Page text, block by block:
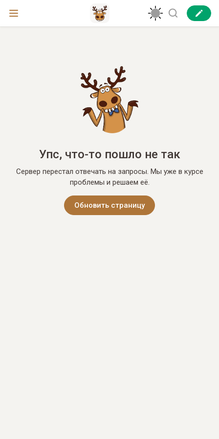
Упс, что-то пошло не так
Сервер перестал отвечать на запросы. Мы уже в курсе
проблемы и решаем её.
Обновить страницу